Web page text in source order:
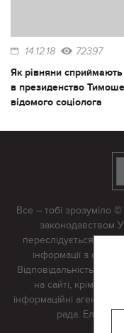
14.12.18 72397
Як рівняни сприймають
в президенство
відомого соціолога
Все – тобі зрозуміло
законодавством
переслідується в
інформації з сайту
Відповідальність за
на сайті, крім
інформаційні
рада.